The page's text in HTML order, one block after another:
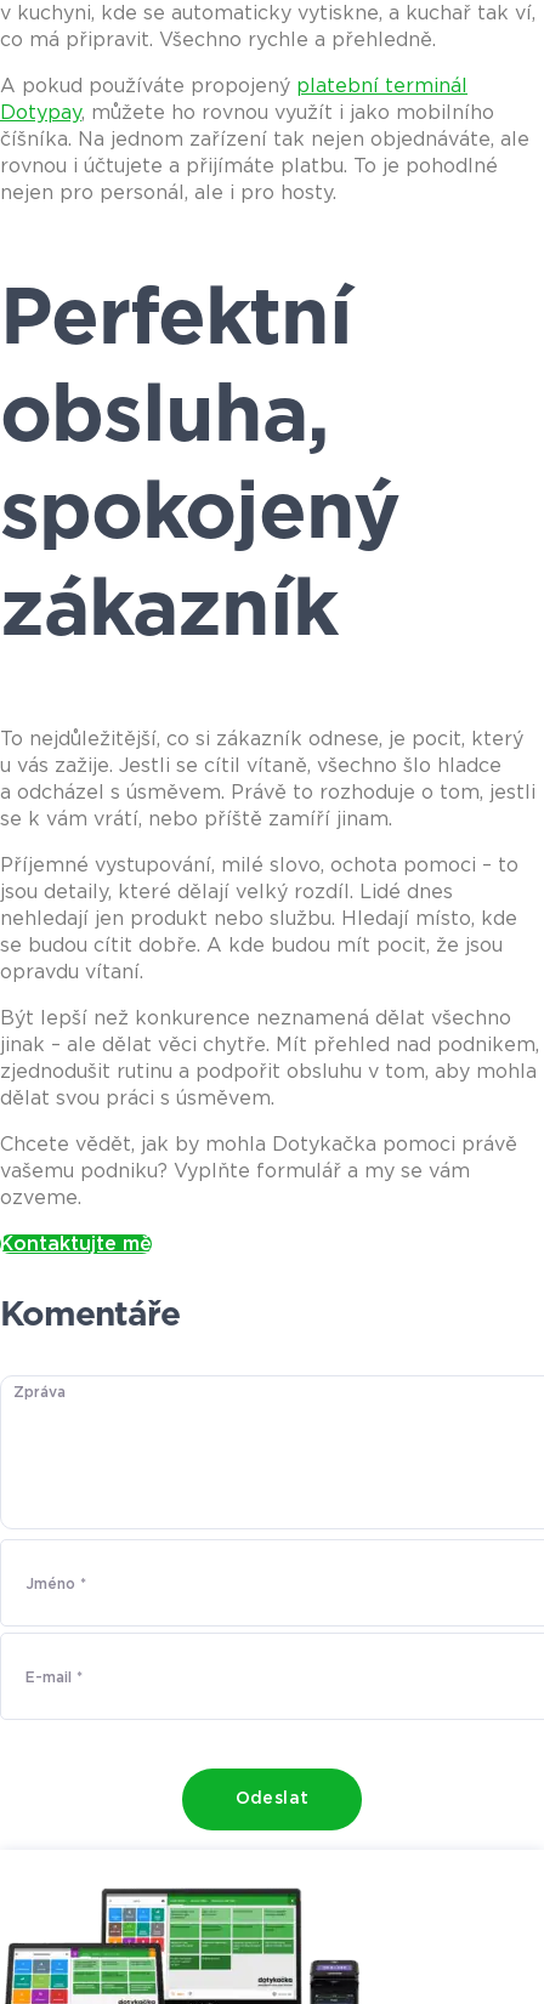
v kuchyni, kde se automaticky vytiskne, a kuchař tak ví,
co má připravit. Všechno rychle a přehledně.
A pokud používáte propojený platební terminál
Dotypay, můžete ho rovnou využít i jako mobilního
číšníka. Na jednom zařízení tak nejen objednáváte, ale
rovnou i účtujete a přijímáte platbu. To je pohodlné
nejen pro personál, ale i pro hosty.
Perfektní
obsluha,
spokojený
zákazník
To nejdůležitější, co si zákazník odnese, je pocit, který
u vás zažije. Jestli se cítil vítaně, všechno šlo hladce
a odcházel s úsměvem. Právě to rozhoduje o tom, jestli
se k vám vrátí, nebo příště zamíří jinam.
Příjemné vystupování, milé slovo, ochota pomoci – to
jsou detaily, které dělají velký rozdíl. Lidé dnes
nehledají jen produkt nebo službu. Hledají místo, kde
se budou cítit dobře. A kde budou mít pocit, že jsou
opravdu vítaní.
Být lepší než konkurence neznamená dělat všechno
jinak – ale dělat věci chytře. Mít přehled nad podnikem,
zjednodušit rutinu a podpořit obsluhu v tom, aby mohla
dělat svou práci s úsměvem.
Chcete vědět, jak by mohla Dotykačka pomoci právě
vašemu podniku? Vyplňte formulář a my se vám
ozveme.
Kontaktujte mě
Komentáře
Odeslat